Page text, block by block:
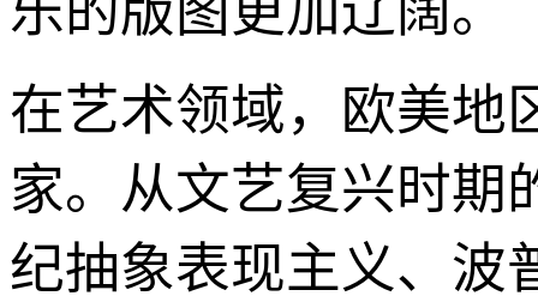
乐的版图更加辽阔。
在艺术领域，欧美地
家。从文艺复兴时期
纪抽象表现主义、波